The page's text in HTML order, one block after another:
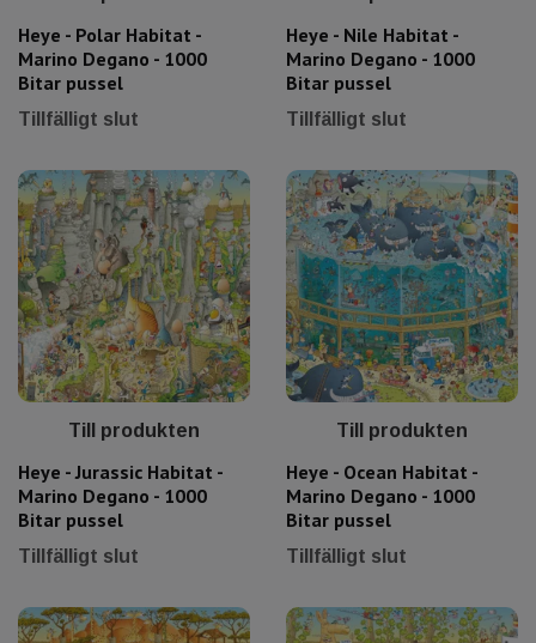
Heye - Polar Habitat -
Marino Degano - 1000
Bitar pussel
Tillfälligt slut
Heye - Nile Habitat -
Marino Degano - 1000
Bitar pussel
Tillfälligt slut
Till produkten
Heye - Jurassic Habitat -
Marino Degano - 1000
Bitar pussel
Tillfälligt slut
Till produkten
Heye - Ocean Habitat -
Marino Degano - 1000
Bitar pussel
Tillfälligt slut